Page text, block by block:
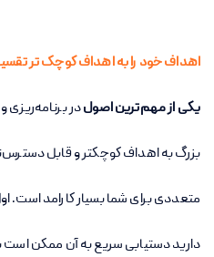
اهداف خود را به اهداف کوچک تر
یکی از مهم‌ترین اصولدر
بزرگ به اهداف کوچکتر و قابل
متعددی برای شما بسیار کارامد است.
دارید دستیابی سریع به آن ممکن